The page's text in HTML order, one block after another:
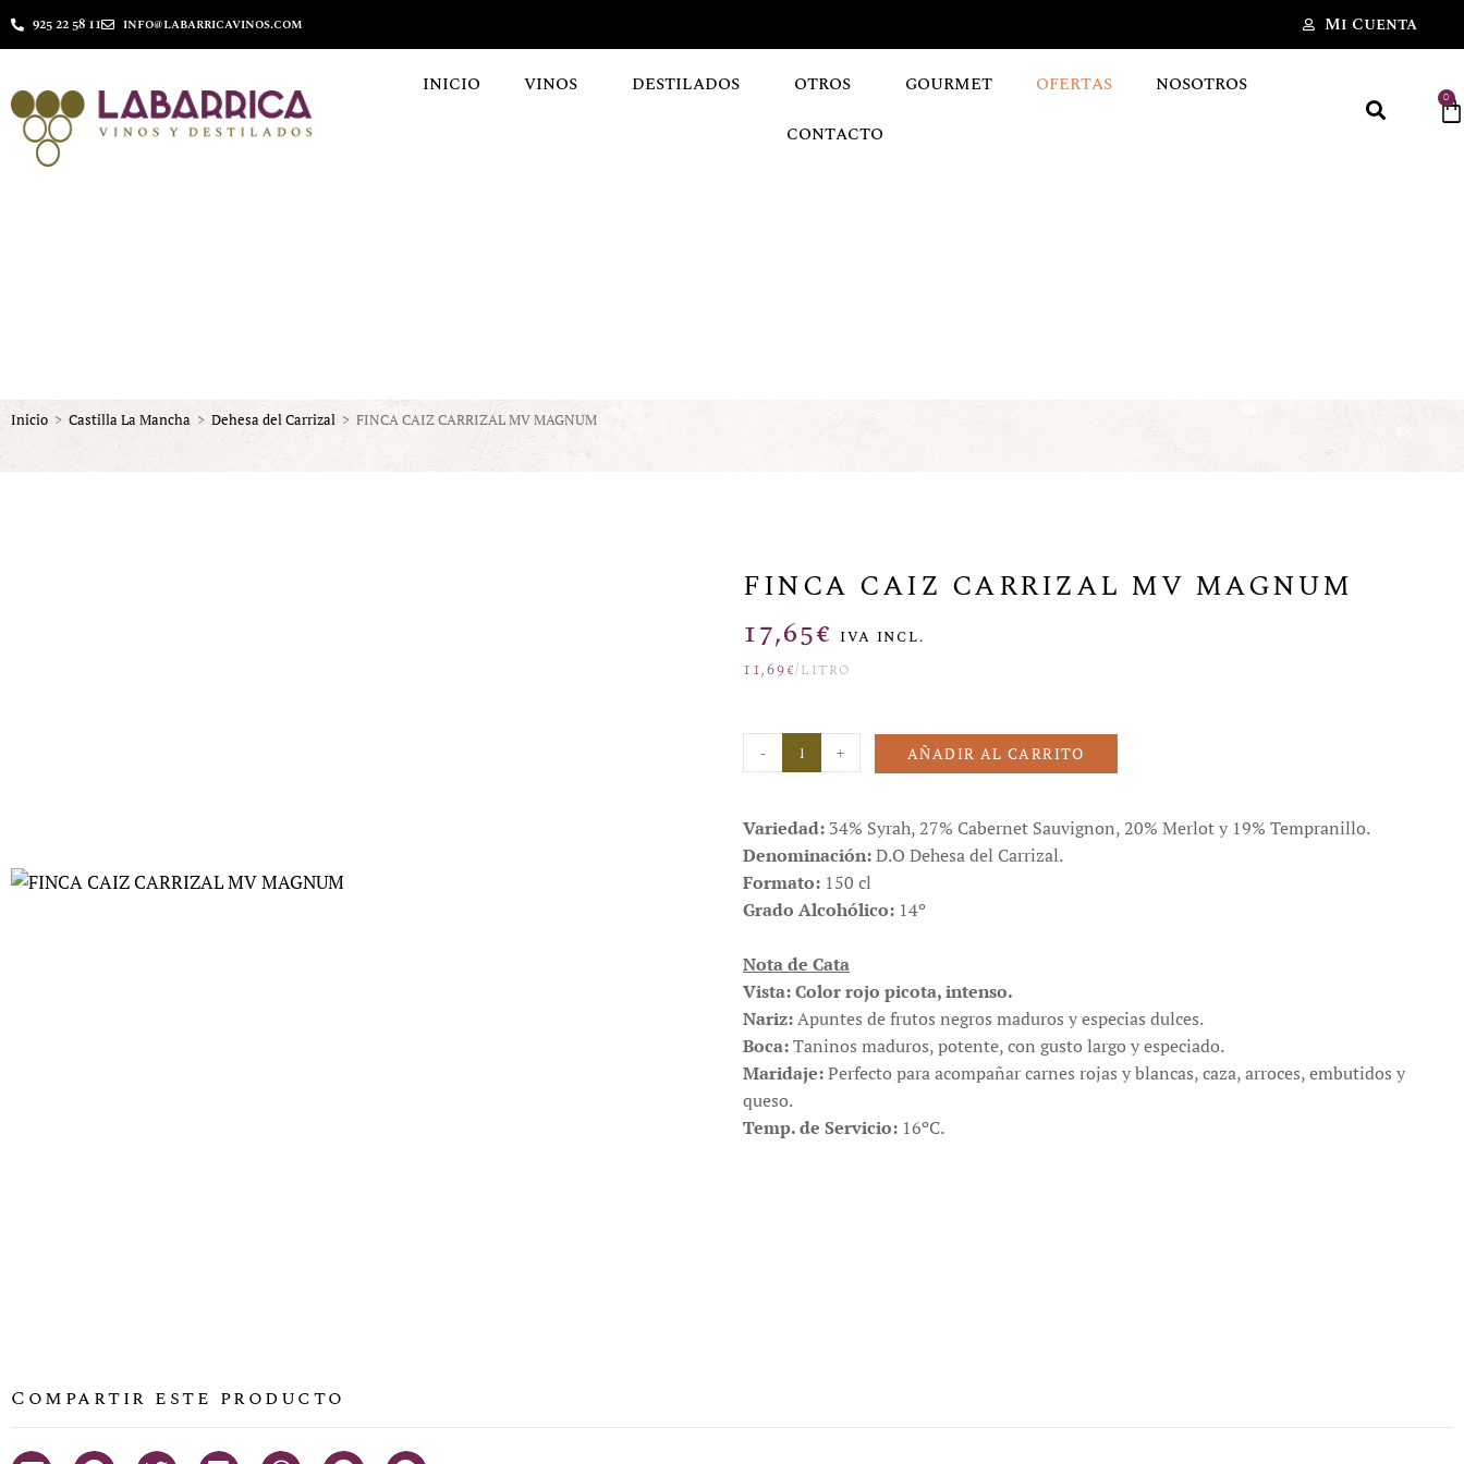
925 22 58 11 info@labarricavinos.com Mi Cuenta
INICIO VINOS DESTILADOS OTROS GOURMET OFERTAS
NOSOTROS
CONTACTO
0
Inicio > Castilla La Mancha > Dehesa del Carrizal > FINCA CAIZ CARRIZAL MV MAGNUM
FINCA CAIZ CARRIZAL MV MAGNUM
17,65€ IVA INCL.
11,69€/litro
- + AÑADIR AL CARRITO
Variedad: 34% Syrah, 27% Cabernet Sauvignon, 20% Merlot y 19% Tempranillo.
Denominación:D.O Dehesa del Carrizal.
Formato: 150 cl
Grado Alcohólico: 14º
Nota de Cata
Vista: Color rojo picota, intenso.
Nariz:Apuntes de frutos negros maduros y especias dulces.
Boca:Taninos maduros, potente, con gusto largo y especiado.
Maridaje:Perfecto para acompañar carnes rojas y blancas, caza, arroces, embutidos y
queso.
Temp. de Servicio: 16ºC.
Compartir este producto